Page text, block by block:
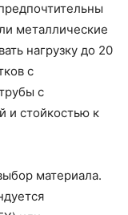
металлические
нагрузку до 20
с
с
и стойкостью к
материала.